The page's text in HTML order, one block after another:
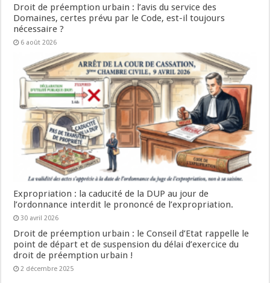
Droit de préemption urbain : l’avis du service des
Domaines, certes prévu par le Code, est-il toujours
nécessaire ?
6 août 2026
Expropriation : la caducité de la DUP au jour de
l’ordonnance interdit le prononcé de l’expropriation.
30 avril 2026
Droit de préemption urbain : le Conseil d’Etat rappelle le
point de départ et de suspension du délai d’exercice du
droit de préemption urbain !
2 décembre 2025